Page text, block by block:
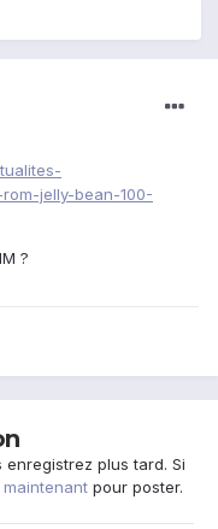
jelly-bean-100-
?
plus tard. Si
pour poster.